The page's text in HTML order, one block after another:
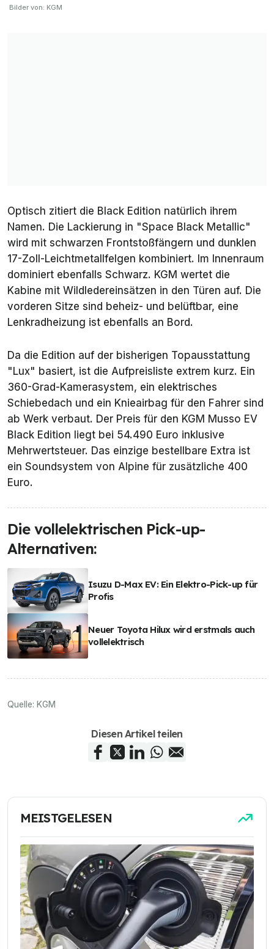
Bilder von: KGM
Optisch zitiert die Black Edition natürlich ihrem
Namen. Die Lackierung in "Space Black Metallic"
wird mit schwarzen Frontstoßfängern und dunklen
17-Zoll-Leichtmetallfelgen kombiniert. Im Innenraum
dominiert ebenfalls Schwarz. KGM wertet die
Kabine mit Wildledereinsätzen in den Türen auf. Die
vorderen Sitze sind beheiz- und belüftbar, eine
Lenkradheizung ist ebenfalls an Bord.
Da die Edition auf der bisherigen Topausstattung
"Lux" basiert, ist die Aufpreisliste extrem kurz. Ein
360-Grad-Kamerasystem, ein elektrisches
Schiebedach und ein Knieairbag für den Fahrer sind
ab Werk verbaut. Der Preis für den KGM Musso EV
Black Edition liegt bei 54.490 Euro inklusive
Mehrwertsteuer. Das einzige bestellbare Extra ist
ein Soundsystem von Alpine für zusätzliche 400
Euro.
Die vollelektrischen Pick-up-
Alternativen:
Isuzu D-Max EV: Ein Elektro-Pick-up für
Profis
Neuer Toyota Hilux wird erstmals auch
vollelektrisch
Quelle: KGM
Diesen Artikel teilen
MEISTGELESEN